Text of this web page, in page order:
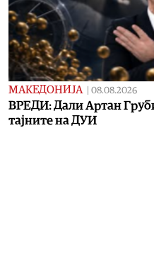
МАКЕДОНИЈА | 08.08.2026
ВРЕДИ: Дали Артан
тајните на ДУИ